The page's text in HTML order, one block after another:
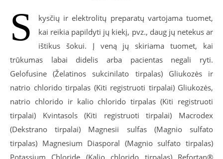
S
kysčių ir elektrolitų preparatų vartojama tuomet,
kai reikia papildyti jų kiekį, pvz., daug jų netekus ar
ištikus šokui. Į veną jų skiriama tuomet, kai
trūkumas labai didelis arba pacientas negali ryti.
Gelofusine (Želatinos sukcinilato tirpalas) Gliukozės ir
natrio chlorido tirpalas (Kiti registruoti tirpalai) Gliukozės,
natrio chlorido ir kalio chlorido tirpalas (Kiti registruoti
tirpalai) Kvintasols (Kiti registruoti tirpalai) Macrodex
(Dekstrano tirpalai) Magnesii sulfas (Magnio sulfato
tirpalas) Magnesium Diasporal (Magnio sulfato tirpalas)
Potassium Chloride (Kalio chlorido tirpalas) Refortan®